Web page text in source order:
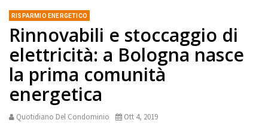
RISPARMIO ENERGETICO
Rinnovabili e stoccaggio di
elettricità: a Bologna nasce
la prima comunità
energetica
Quotidiano Del Condominio Ott 4, 2019